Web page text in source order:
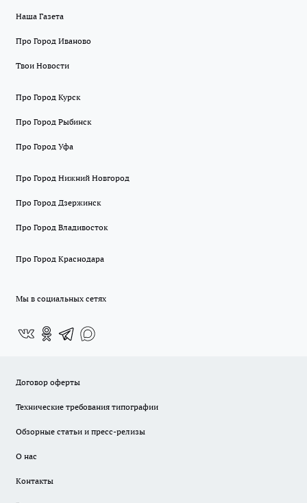
Наша Газета
Про Город Иваново
Твои Новости
Про Город Курск
Про Город Рыбинск
Про Город Уфа
Про Город Нижний Новгород
Про Город Дзержинск
Про Город Владивосток
Про Город Краснодара
Мы в социальных сетях
Договор оферты
Технические требования типографии
Обзорные статьи и пресс-релизы
О нас
Контакты